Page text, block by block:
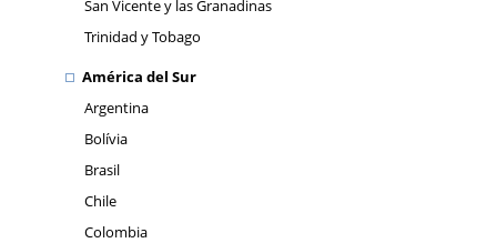
San Vicente y las Granadinas
Trinidad y Tobago
América del Sur
Argentina
Bolívia
Brasil
Chile
Colombia